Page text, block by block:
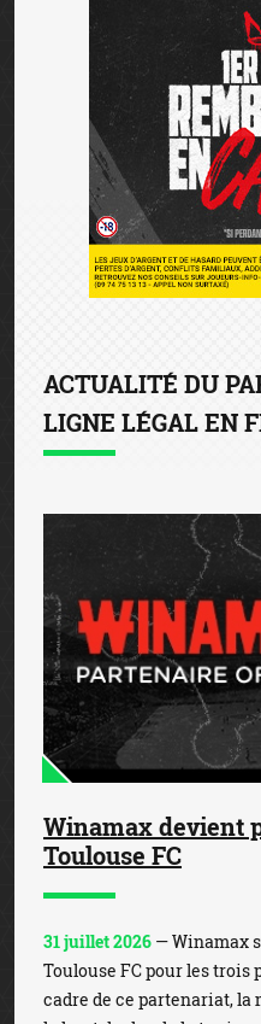
ACTUALITÉ DU
LIGNE LÉGAL EN
Winamax devient
Toulouse FC
31 juillet 2026 — Winamax
Toulouse FC pour les trois
cadre de ce partenariat, la